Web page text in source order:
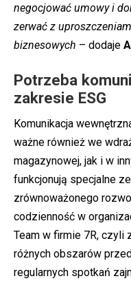
negocjować umowy i
zerwać z
biznesowych – dodaje
Potrzeba
zakresie ESG
Komunikacja
ważne również we
magazynowej, jak i w
funkcjonują specjalne
zrównoważonego
codzienność w
Team w firmie 7R, czyli
różnych obszarów
regularnych spotkań